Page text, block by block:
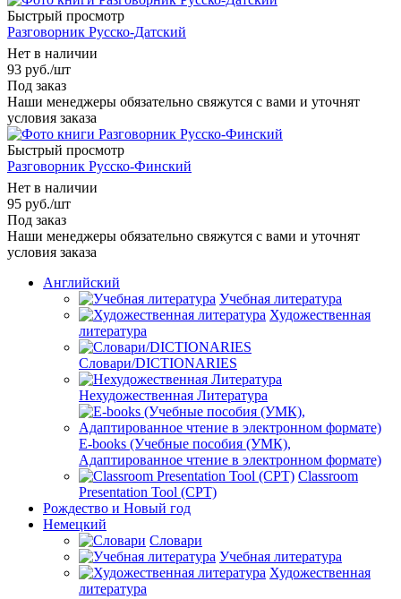
Быстрый просмотр
Разговорник Русско-Датский
Нет в наличии
93 руб./шт
Под заказ
Наши менеджеры обязательно свяжутся с вами и уточнят
условия заказа
Быстрый просмотр
Разговорник Русско-Финский
Нет в наличии
95 руб./шт
Под заказ
Наши менеджеры обязательно свяжутся с вами и уточнят
условия заказа
Английский
Учебная литература
Художественная
литература
Словари/DICTIONARIES
Нехудожественная Литература
E-books (Учебные пособия (УМК),
Адаптированное чтение в электронном формате)
Classroom
Presentation Tool (CPT)
Рождество и Новый год
Немецкий
Словари
Учебная литература
Художественная
литература